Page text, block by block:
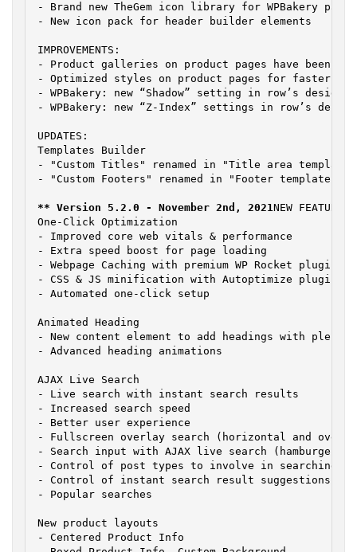
- Brand new TheGem icon library for WPBakery
- New icon pack for header builder elements
IMPROVEMENTS:
- Product galleries on product pages have been
- Optimized styles on product pages for faster
- WPBakery: new “Shadow” setting in row’s design
- WPBakery: new “Z-Index” settings in row’s
UPDATES:
Templates Builder
- "Custom Titles" renamed in "Title area
** Version 5.2.0 - November 2nd, 2021NEW FEATURES
One-Click Optimization
- Improved core web vitals & performance
- Extra speed boost for page loading
- Webpage Caching with premium WP Rocket plugin
- CSS & JS minification with Autoptimize plugin
- Automated one-click setup
Animated Heading
- New content element to add headings with
- Advanced heading animations
AJAX Live Search
- Live search with instant search results
- Increased search speed
- Better user experience
- Fullscreen overlay search (horizontal and
- Search input with AJAX live search (hamburger,
- Control of post types to involve in searching
- Control of instant search result suggestions
- Popular searches
New product layouts
- Centered Product Info